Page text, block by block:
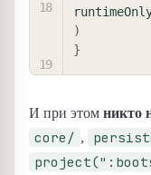
)
}
И при этом никто
core/ ,